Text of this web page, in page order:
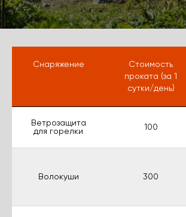
Снаряжение
Стоимость
проката (за 1
сутки/день)
Ветрозащита
для горелки
100
Волокуши 300